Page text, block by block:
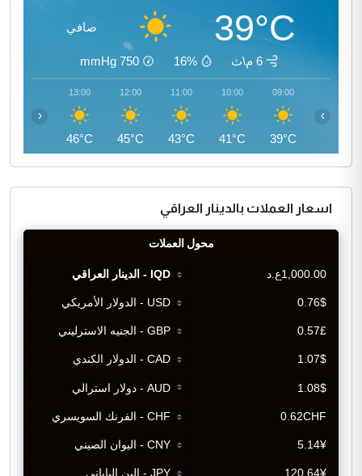
39°C صافي
6 م\ث 16%
750
mmHg
09:00
39°C
10:00
41°C
11:00
43°C
12:00
45°C
13:00
46°C
‹ ›
اسعار العملات بالدينار العراقي